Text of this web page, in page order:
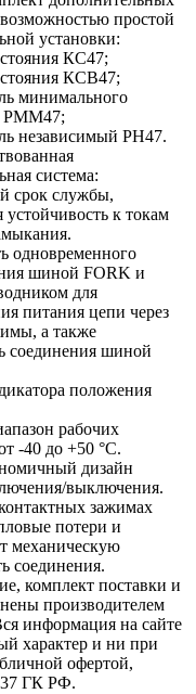
простой
установки:
КС47;
КСВ47;
минимального
РММ47;
независимый РН47.
система:
срок службы,
к токам
одновременного
шиной FORK и
для
питания цепи через
а также
соединения шиной
положения
рабочих
-40 до +50 °С.
дизайн
выключения.
зажимах
потери и
механическую
соединения.
комплект поставки и
производителем
информация на сайте
характер и ни при
офертой,
ГК РФ.